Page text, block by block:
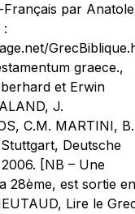
par Anatole
:
graece.,
et Erwin
J.
C.M. MARTINI,
Deutsche
[NB – Une
28ème, est sortie en
Lire le